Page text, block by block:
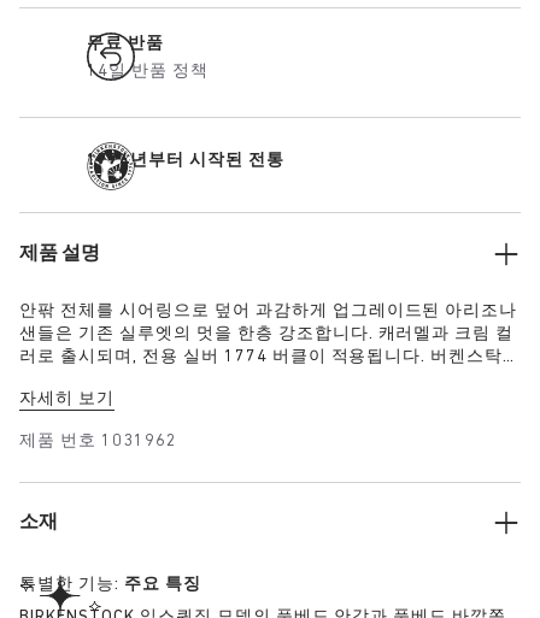
무료 반품
14일 반품 정책
1774년부터 시작된 전통
제품 설명
안팎 전체를 시어링으로 덮어 과감하게 업그레이드된 아리조나
샌들은 기존 실루엣의 멋을 한층 강조합니다. 캐러멜과 크림 컬
러로 출시되며, 전용 실버 1774 버클이 적용됩니다. 버켄스탁
로 완성했습니다. 풋베드 가장자리는 갑피와 매칭되는 스웨이
에 담아내었습니다.
자세히 보기
제품 번호 1031962
소재
특별한 기능: 주요 특징